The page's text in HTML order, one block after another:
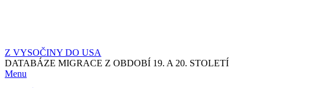
Z VYSOČINY DO USA
DATABÁZE MIGRACE Z OBDOBÍ 19. A 20. STOLETÍ
Menu